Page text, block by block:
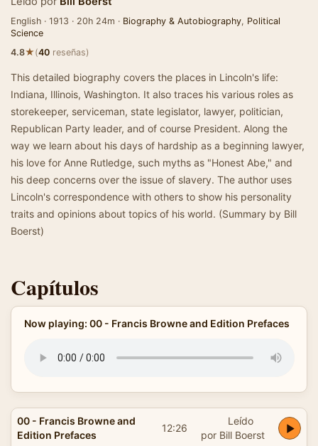
English · 1913 · 20h 24m · Biography & Autobiography, Political
Science
4.8★(40 reseñas)
This detailed biography covers the places in Lincoln's life:
Indiana, Illinois, Washington. It also traces his various roles as
storekeeper, serviceman, state legislator, lawyer, politician,
Republican Party leader, and of course President. Along the
way we learn about his days of hardship as a beginning lawyer,
his love for Anne Rutledge, such myths as "Honest Abe," and
his deep concerns over the issue of slavery. The author uses
Lincoln's correspondence with others to show his personality
traits and opinions about topics of his world. (Summary by Bill
Boerst)
Capítulos
Now playing: 00 - Francis Browne and Edition Prefaces
00 - Francis Browne and
Edition Prefaces
12:26
Leído
por Bill Boerst